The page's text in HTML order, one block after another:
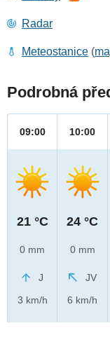
Radar
Meteostanice (
Podrobná
09:00
21 °C
0 mm
J
3 km/h
10:00
24 °C
0 mm
JV
6 km/h